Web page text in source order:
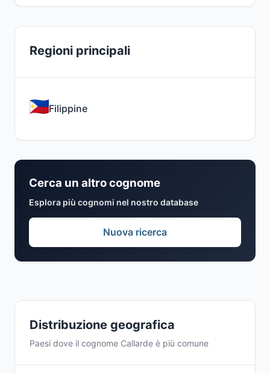
Distribuzione geografica
Paesi dove il cognome Callarde è più comune
Regioni principali
Filippine
Cerca un altro cognome
Esplora più cognomi nel nostro database
Nuova ricerca